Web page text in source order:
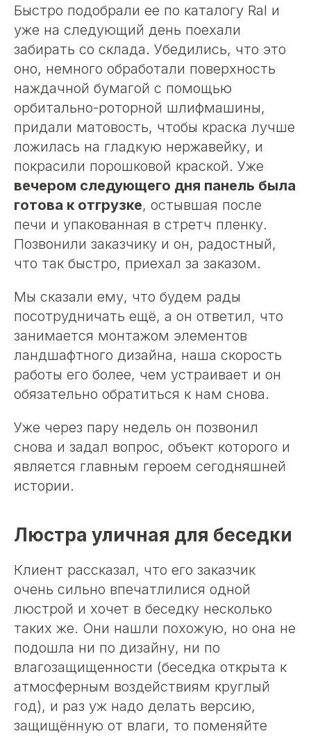
Быстро подобрали ее по каталогу Ral и
уже на следующий день поехали
забирать со склада. Убедились, что это
оно, немного обработали поверхность
наждачной бумагой с помощью
орбитально-роторной шлифмашины,
придали матовость, чтобы краска лучше
ложилась на гладкую нержавейку, и
покрасили порошковой краской. Уже
вечером следующего дня панель была
готова к отгрузке, остывшая после
печи и упакованная в стретч пленку.
Позвонили заказчику и он, радостный,
что так быстро, приехал за заказом.
Мы сказали ему, что будем рады
посотрудничать ещё, а он ответил, что
занимается монтажом элементов
ландшафтного дизайна, наша скорость
работы его более, чем устраивает и он
обязательно обратиться к нам снова.
Уже через пару недель он позвонил
снова и задал вопрос, объект которого и
является главным героем сегодняшней
истории.
Люстра уличная для беседки
Клиент рассказал, что его заказчик
очень сильно впечатлилися одной
люстрой и хочет в беседку несколько
таких же. Они нашли похожую, но она не
подошла ни по дизайну, ни по
влагозащищенности (беседка открыта к
атмосферным воздействиям круглый
год), и раз уж надо делать версию,
защищённую от влаги, то поменяйте